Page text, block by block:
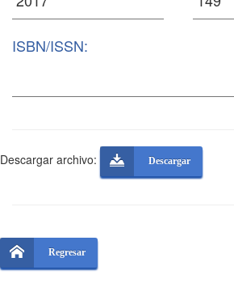
ISBN/ISSN:
Descargar archivo: Descargar
Regresar